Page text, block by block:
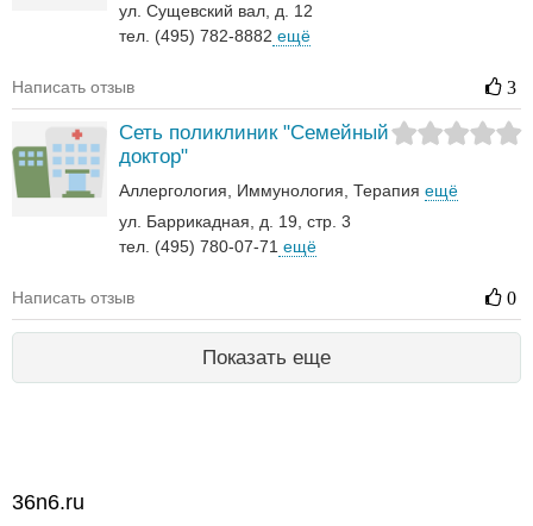
ул. Сущевский вал, д. 12
тел. (495) 782-8882 ещё
Написать отзыв 3
Сеть поликлиник "Семейный
доктор"
Аллергология Иммунология Терапия ещё
ул. Баррикадная, д. 19, стр. 3
тел. (495) 780-07-71 ещё
Написать отзыв 0
Показать еще
36n6.ru